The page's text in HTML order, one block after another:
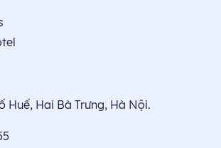
Huế, Hai Bà Trưng, Hà Nội.